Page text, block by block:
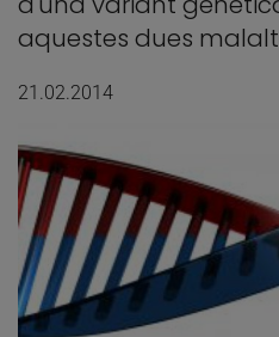
aquestes dues
21.02.2014